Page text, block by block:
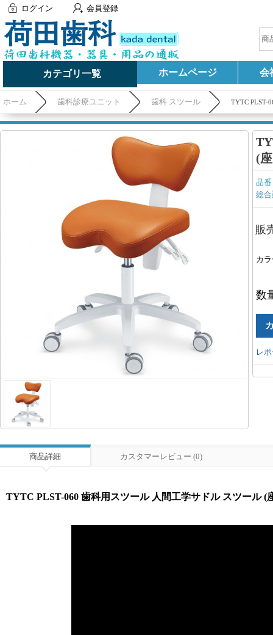
ログイン 会員登録
カテゴリ一覧 ホームページ 会
ホーム 歯科診療ユニット 歯科 スツール TYTC PLST-
(
品
総
販
カ
数
レ
商品詳細 カスタマーレビュー (0)
TYTC PLST-060 歯科用スツール 人間工学サドル スツール (